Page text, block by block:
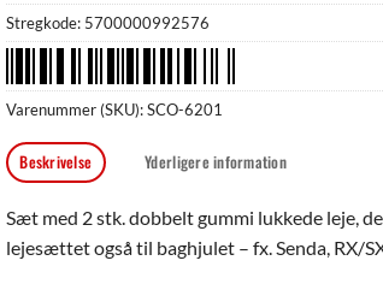
Stregkode: 5700000992576
Varenummer (SKU):SCO-6201
Beskrivelse Yderligere information
Sæt med 2 stk. dobbelt gummi lukkede leje,
lejesættet også til baghjulet – fx. Senda, RX/